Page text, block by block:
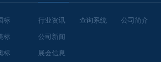
标
标
标
行业资讯
公司新闻
展会信息
查询系统 公司简介